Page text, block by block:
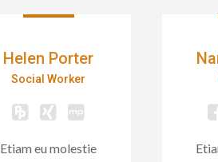
Helen Porter
Social Worker
Etiam eu molestie